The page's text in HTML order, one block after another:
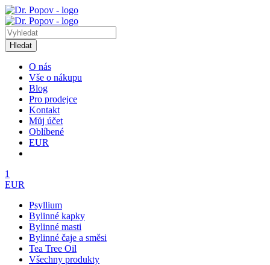
Hledat
O nás
Vše o nákupu
Blog
Pro prodejce
Kontakt
Můj účet
Oblíbené
EUR
1
EUR
Psyllium
Bylinné kapky
Bylinné masti
Bylinné čaje a směsi
Tea Tree Oil
Všechny produkty